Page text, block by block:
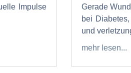
Impulse
Gerade
bei
und
mehr lesen...